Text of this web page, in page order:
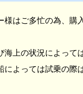
様はご多忙の為、購
海上の状況によって
によっては試乗の際